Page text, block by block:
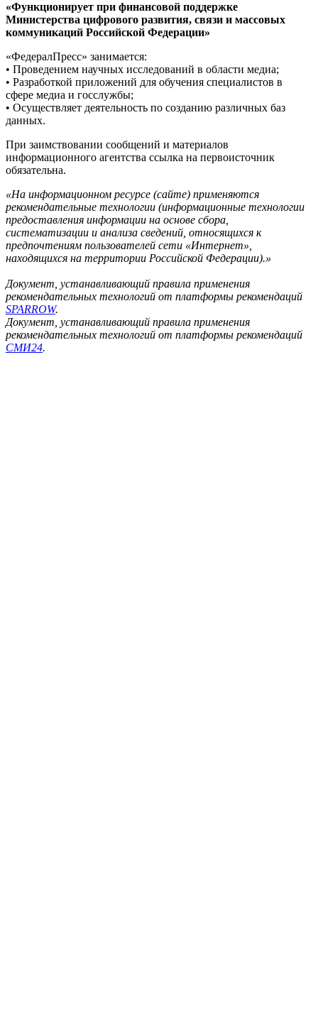
«Функционирует при финансовой поддержке
Министерства цифрового развития, связи и массовых
коммуникаций Российской Федерации»
«ФедералПресс» занимается:
• Проведением научных исследований в области медиа;
• Разработкой приложений для обучения специалистов в
сфере медиа и госслужбы;
• Осуществляет деятельность по созданию различных баз
данных.
При заимствовании сообщений и материалов
информационного агентства ссылка на первоисточник
обязательна.
«На информационном ресурсе (сайте) применяются
рекомендательные технологии (информационные технологии
предоставления информации на основе сбора,
систематизации и анализа сведений, относящихся к
предпочтениям пользователей сети «Интернет»,
находящихся на территории Российской Федерации).»
Документ, устанавливающий правила применения
рекомендательных технологий от платформы рекомендаций
SPARROW.
Документ, устанавливающий правила применения
рекомендательных технологий от платформы рекомендаций
СМИ24.